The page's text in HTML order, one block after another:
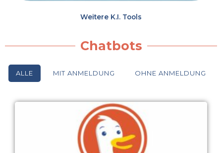
Weitere K.I. Tools
Chatbots
ALLE MIT ANMELDUNG OHNE ANMELDUNG